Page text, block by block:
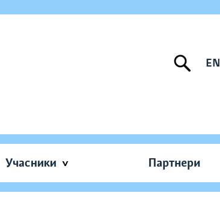
EN
Учасники Партнери